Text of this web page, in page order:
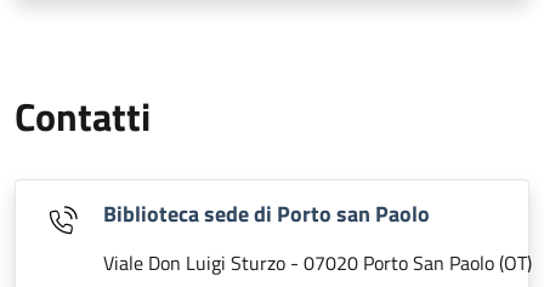
Contatti
Biblioteca sede di Porto san Paolo
Viale Don Luigi Sturzo - 07020 Porto San Paolo (OT)